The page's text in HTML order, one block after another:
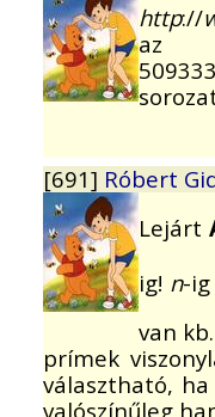
http://
az
[691] Róbert
Lejárt
ig! n-
van kb.
prímek
választható, ha
valószínűleg